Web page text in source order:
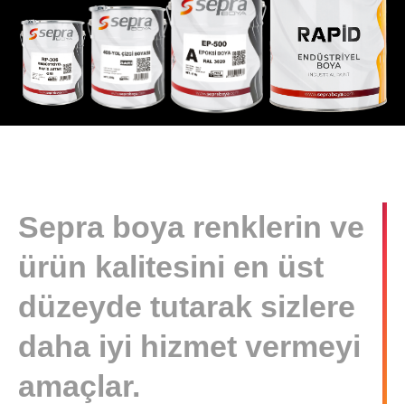
Sepra boya renklerin ve
ürün kalitesini en üst
düzeyde tutarak sizlere
daha iyi hizmet vermeyi
amaçlar.